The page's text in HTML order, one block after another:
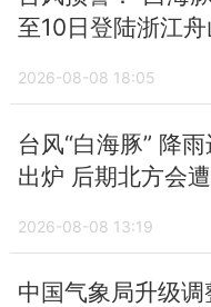
至10日登陆浙江舟
2026-08-08 18:05
台风“白海豚” 降
出炉 后期北方会
2026-08-08 13:19
中国气象局升级